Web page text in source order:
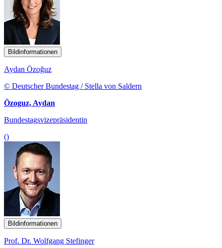
Bildinformationen
Aydan Özoğuz
© Deutscher Bundestag / Stella von Saldern
Özoguz, Aydan
Bundestagsvizepräsidentin
()
Bildinformationen
Prof. Dr. Wolfgang Stefinger